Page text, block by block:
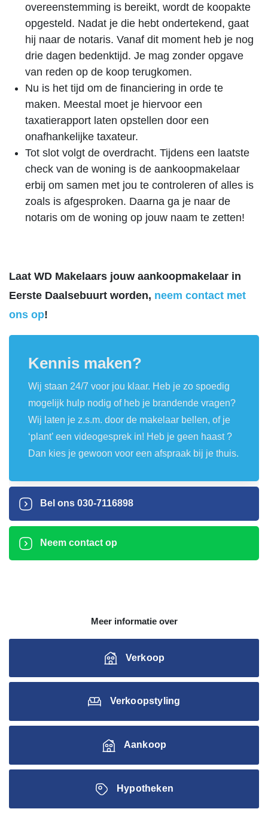
overeenstemming is bereikt, wordt de koopakte
opgesteld. Nadat je die hebt ondertekend, gaat
hij naar de notaris. Vanaf dit moment heb je nog
drie dagen bedenktijd. Je mag zonder opgave
van reden op de koop terugkomen.
Nu is het tijd om de financiering in orde te
maken. Meestal moet je hiervoor een
taxatierapport laten opstellen door een
onafhankelijke taxateur.
Tot slot volgt de overdracht. Tijdens een laatste
check van de woning is de aankoopmakelaar
erbij om samen met jou te controleren of alles is
zoals is afgesproken. Daarna ga je naar de
notaris om de woning op jouw naam te zetten!
Laat WD Makelaars jouw aankoopmakelaar in
Eerste Daalsebuurt worden, neem contact met
ons op!
Kennis maken?
Wij staan 24/7 voor jou klaar. Heb je zo spoedig
mogelijk hulp nodig of heb je brandende vragen?
Wij laten je z.s.m. door de makelaar bellen, of je
‘plant’ een videogesprek in! Heb je geen haast ?
Dan kies je gewoon voor een afspraak bij je thuis.
Bel ons 030-7116898
Neem contact op
Meer informatie over
Verkoop
Verkoopstyling
Aankoop
Hypotheken